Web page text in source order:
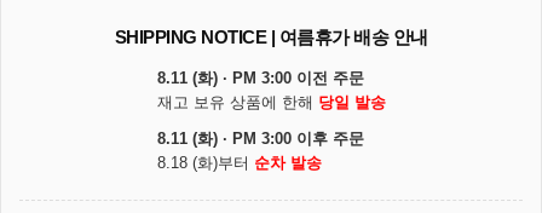
SHIPPING NOTICE | 여름휴가 배송 안내
8.11 (화) · PM 3:00 이전 주문
재고 보유 상품에 한해 당일 발송
8.11 (화) · PM 3:00 이후 주문
8.18 (화)부터 순차 발송